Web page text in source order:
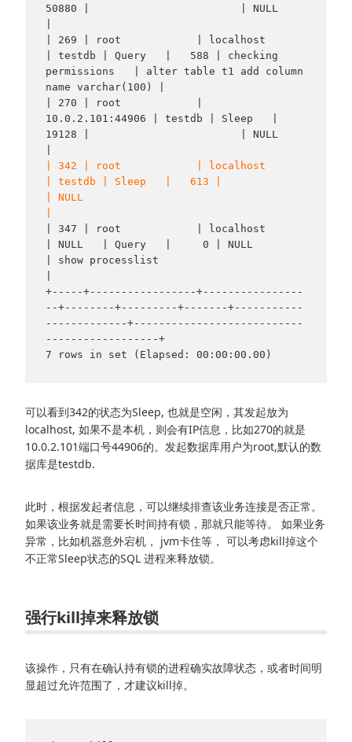
50880 |                        | NULL
| 269 | root            | localhost
| testdb | Query   |   588 | checking
permissions   | alter table t1 add column
name varchar(100) |
| 270 | root            |
10.0.2.101:44906 | testdb | Sleep   |
19128 |                        | NULL
| 342 | root            | localhost
| testdb | Sleep   |   613 |
| NULL
| 347 | root            | localhost
| NULL   | Query   |     0 | NULL
| show processlist
+-----+-----------------+----------------
--+--------+---------+-------+-----------
-------------+---------------------------
------------------+
可以看到342的状态为Sleep, 也就是空闲，其发起放为
localhost, 如果不是本机，则会有IP信息，比如270的就是
10.0.2.101端口号44906的。发起数据库用户为root,默认的数
据库是testdb.
此时，根据发起者信息，可以继续排查该业务连接是否正常。
如果该业务就是需要长时间持有锁，那就只能等待。 如果业务
异常，比如机器意外宕机， jvm卡住等， 可以考虑kill掉这个
不正常Sleep状态的SQL 进程来释放锁。
强行kill掉来释放锁
该操作，只有在确认持有锁的进程确实故障状态，或者时间明
显超过允许范围了，才建议kill掉。